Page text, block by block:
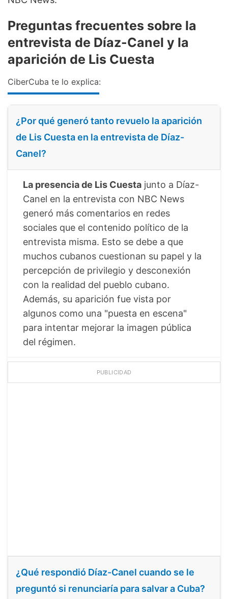
Preguntas frecuentes sobre la
entrevista de Díaz-Canel y la
aparición de Lis Cuesta
CiberCuba te lo explica:
¿Por qué generó tanto revuelo la aparición
de Lis Cuesta en la entrevista de Díaz-
Canel?
La presencia de Lis Cuesta junto a Díaz-
Canel en la entrevista con NBC News
generó más comentarios en redes
sociales que el contenido político de la
entrevista misma. Esto se debe a que
muchos cubanos cuestionan su papel y la
percepción de privilegio y desconexión
con la realidad del pueblo cubano.
Además, su aparición fue vista por
algunos como una "puesta en escena"
para intentar mejorar la imagen pública
del régimen.
PUBLICIDAD
¿Qué respondió Díaz-Canel cuando se le
preguntó si renunciaría para salvar a Cuba?